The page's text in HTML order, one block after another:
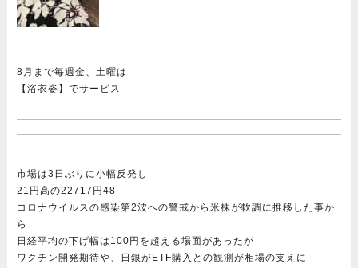
8月まで毎週金、土曜は
【浴衣姿】でサービス
市場は3日ぶりに小幅反発し
21円高の22717円48
コロナウイルスの感染第2波への警戒から米株が軟調に推移した事か
ら
日経平均の下げ幅は100円を超える場面があったが
ワクチン開発期待や、日銀がETF購入との観測が相場の支えに